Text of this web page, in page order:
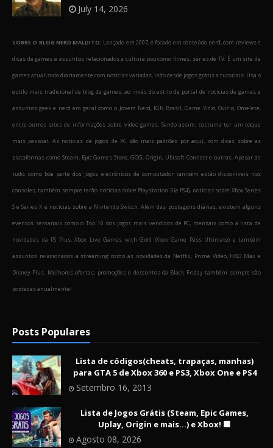
July 14, 2026
SOBRE O BLOG NERD MALDITO: Lançado em 2007, é focado em conteúdo nerd, com reviews e
dicas de games e assuntos relacionados a cultura pop como filmes, séries de TV. É um site de
games atualizado diariamente com notícias variadas, indo desde jogos grátis a tutoriais. Usa o
estilo mais tradicional de blog de games, ao invés do estilo de portal de notícias de games e
assuntos geek e nerd em geral como o Jovem Nerd, IGN Brasil, Game Vicio, Ovicio, Omelete,
entre outros sites de informações sobre video games. Sendo assim, costuma ter um toque
mais pessoal. As notícias de jogos de PC são mais padrões por aqui, com dicas sobre as
plataformas como Steam, Epic Games Store, GOG, Origin, Ubisoft Connect e outras. Apesar de
tudo, como boa parte dos jogos eletrônicos de computador também estão disponíveis nos
consoles, também sempre terão notícias sobre Playstation 5 (e PS4), notícias sobre Xbox Series
S e Series X e notícias sobre a Nintendo Switch. Além das postagens diárias, existem alguns
eventos semanais como o Top 10 dos jogos mais vendidos de PC, mensais como a lista de
novidades da PS Plus, Xbox Live Games with Gold (Xbox Game Pass Ultimate) e também
assuntos relacionados a streaming como as novidades da Netflix, Prime Video, HBO Max e
Disney Plus. Melhores ofertas, promoções e descontos da Black Friday também sempre são
postadas anualmente!
Posts Populares
Lista de códigos(cheats, trapaças, manhas)
para GTA 5 de Xbox 360 e PS3, Xbox One e PS4
Setembro 16, 2013
Lista de Jogos Grátis (Steam, Epic Games,
Uplay, Origin e mais...) e Xbox! 🟩
Agosto 08, 2026